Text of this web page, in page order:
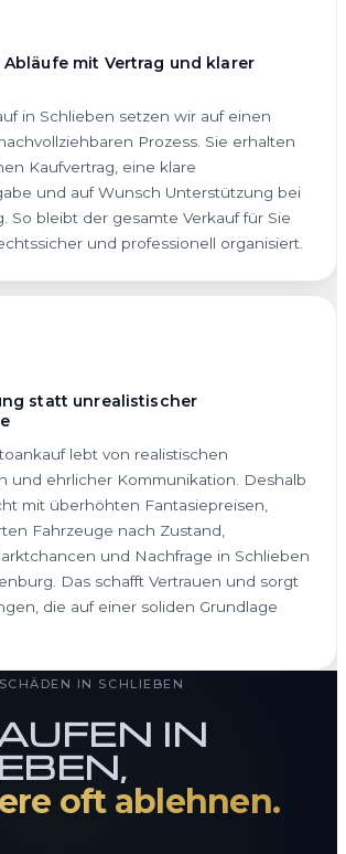
mit Vertrag und klarer
in Schlieben setzen wir auf einen
Prozess. Sie erhalten
Kaufvertrag, eine klare
und auf Wunsch Unterstützung bei
So bleibt der gesamte Verkauf für Sie
und professionell organisiert.
statt unrealistischer
lebt von realistischen
und ehrlicher Kommunikation. Deshalb
mit überhöhten Fantasiepreisen,
Fahrzeuge nach Zustand,
und Nachfrage in Schlieben
Das schafft Vertrauen und sorgt
die auf einer soliden Grundlage
IN SCHLIEBEN
IN
oft ablehnen.